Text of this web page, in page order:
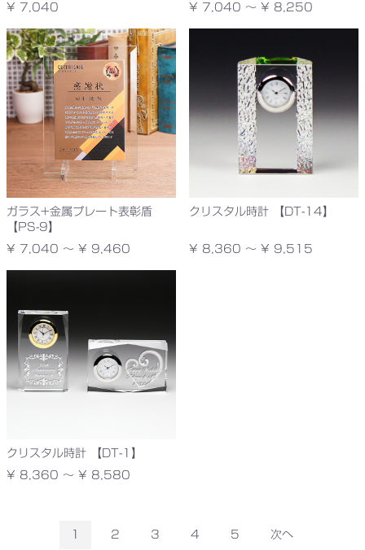
¥ 7,040
¥ 7,040 ～ ¥ 8,250
ガラス+金属プレート表彰盾
【PS-9】
¥ 7,040 ～ ¥ 9,460
クリスタル時計 【DT-14】
¥ 8,360 ～ ¥ 9,515
クリスタル時計 【DT-1】
¥ 8,360 ～ ¥ 8,580
1 2 3 4 5 次へ